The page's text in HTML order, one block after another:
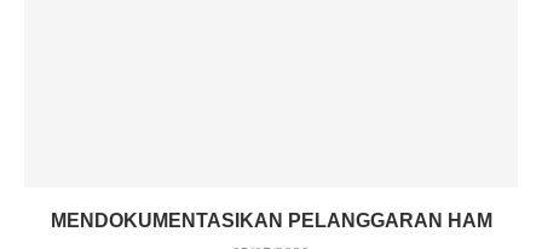
MENDOKUMENTASIKAN PELANGGARAN HAM